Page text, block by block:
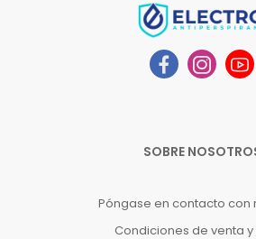
SOBRE
Póngase en contacto con
Condiciones de venta